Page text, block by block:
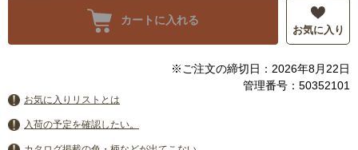
カートに入れる
お気に入り
※ご注文の締切日：2026年8月22日
管理番号：50352101
お気に入りリストとは
入荷の予定を確認したい。